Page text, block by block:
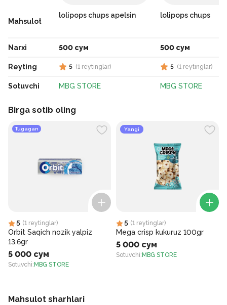
Mahsulot
Narxi
Reyting
Sotuvchi
lolipops chups apelsin
500 сум
5 (1 reytinglar)
MBG STORE
lolipops chups
500 сум
5 (1 reytinglar)
MBG STORE
Birga sotib oling
Tugagan
5 (1 reytinglar)
Orbit Saqich nozik yalpiz
13.6gr
5 000 сум
Sotuvchi: MBG STORE
Yangi
5 (1 reytinglar)
Mega crisp kukuruz 100gr
5 000 сум
Sotuvchi: MBG STORE
Mahsulot sharhlari